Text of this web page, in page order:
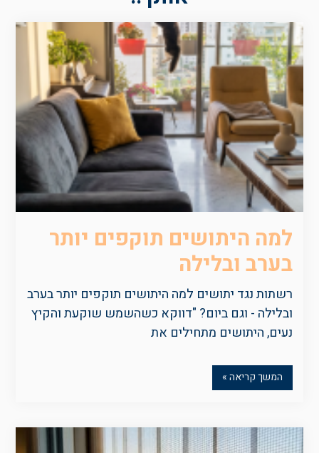
למה היתושים תוקפים יותר
בערב ובלילה
רשתות נגד יתושים למה היתושים תוקפים יותר בערב
ובלילה - וגם ביום? "דווקא כשהשמש שוקעת והקיץ
נעים, היתושים מתחילים את
המשך קריאה »